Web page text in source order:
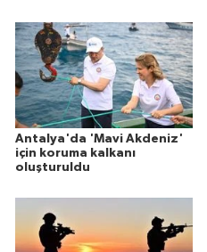
Antalya'da 'Mavi Akdeniz'
için koruma kalkanı
oluşturuldu